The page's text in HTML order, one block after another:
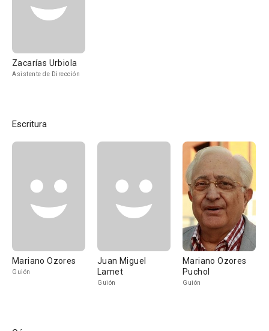
Zacarías Urbiola
Asistente de Dirección
Escritura
Mariano Ozores
Guión
Juan Miguel
Lamet
Guión
Mariano Ozores
Puchol
Guión